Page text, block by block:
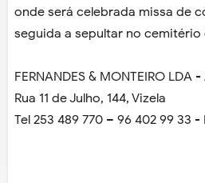
onde será celebrada missa de
seguida a sepultar no cemitério
FERNANDES & MONTEIRO LDA
Rua 11 de Julho, 144, Vizela
Tel 253 489 770 – 96 402 99 33 -